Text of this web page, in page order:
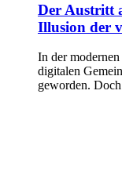
Der Austritt
Illusion der
In der
digitalen
geworden.